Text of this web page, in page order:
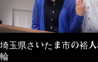
埼玉県さいたま市の裕
輪